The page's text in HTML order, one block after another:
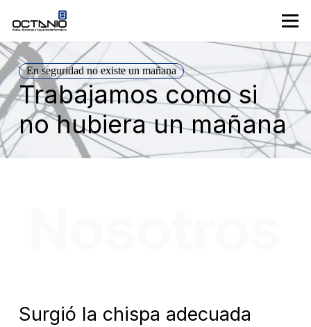
En seguridad no existe un mañana
Trabajamos como si
no hubiera un mañana
Surgió la chispa adecuada